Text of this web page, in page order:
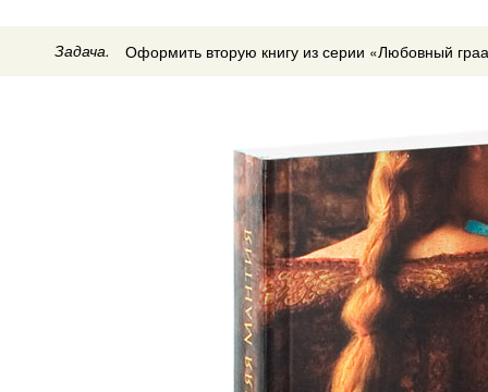
Задача. Оформить вторую книгу из серии «Любовный